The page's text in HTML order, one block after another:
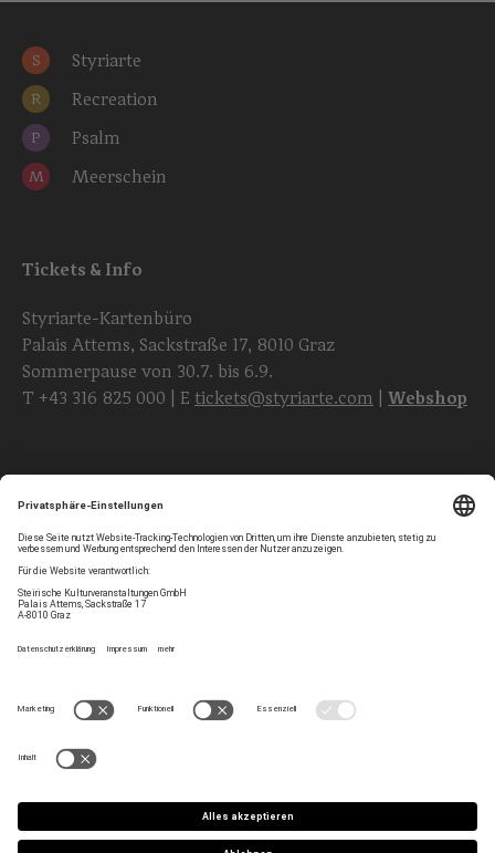
S Styriarte
R Recreation
P Psalm
M Meerschein
Tickets & Info
Styriarte-Kartenbüro
Palais Attems, Sackstraße 17, 8010 Graz
Sommerpause von 30.7. bis 6.9.
T +43 316 825 000 | E tickets@styriarte.com Webshop
Newsletter
Kontakt
Team
Jobs
Impressum
Datenschutz
Haltung